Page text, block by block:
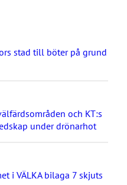
stad till böter på grund
och KT:s
under drönarhot
i VÄLKA bilaga 7 skjuts